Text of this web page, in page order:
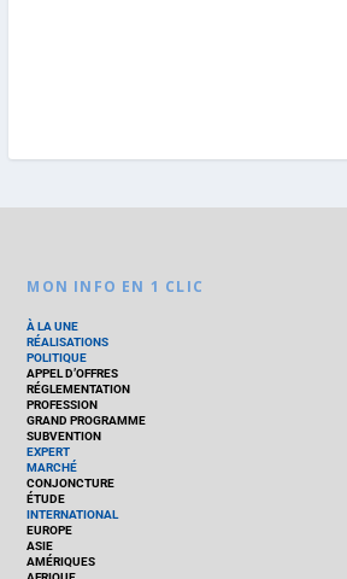
MON INFO EN 1 CLIC
À LA UNE
RÉALISATIONS
POLITIQUE
APPEL D’OFFRES
RÉGLEMENTATION
PROFESSION
GRAND PROGRAMME
SUBVENTION
EXPERT
MARCHÉ
CONJONCTURE
ÉTUDE
INTERNATIONAL
EUROPE
ASIE
AMÉRIQUES